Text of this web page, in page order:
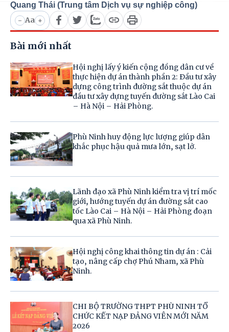
Quang Thái (Trung tâm Dịch vụ sự nghiệp công)
- Aa +
Bài mới nhất
Hội nghị lấy ý kiến cộng đồng dân cư về
thực hiện dự án thành phần 2: Đầu tư xây
dựng công trình đường sắt thuộc dự án
đầu tư xây dựng tuyến đường sắt Lào Cai
– Hà Nội – Hải Phòng.
Phù Ninh huy động lực lượng giúp dân
khắc phục hậu quả mưa lớn, sạt lở.
Lãnh đạo xã Phù Ninh kiểm tra vị trí mốc
giới, hướng tuyến dự án đường sắt cao
tốc Lào Cai – Hà Nội – Hải Phòng đoạn
qua xã Phù Ninh.
Hội nghị công khai thông tin dự án : Cải
tạo, nâng cấp chợ Phú Nham, xã Phù
Ninh.
CHI BỘ TRƯỜNG THPT PHÙ NINH TỔ
CHỨC KẾT NẠP ĐẢNG VIÊN MỚI NĂM
2026